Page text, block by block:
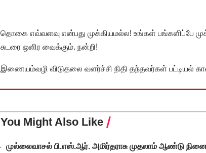
தொகை எவ்வளவு என்பது முக்கியமல்ல! உங்கள் பங்களிப்பே
சுடரை ஒளிர வைக்கும். நன்றி!
இணையம்வழி விடுதலை வளர்ச்சி நிதி தந்தவர்கள் பட்டியல்
You Might Also Like
முல்லைவாசல் பி.எஸ்.ஆர். அமிர்தராசு முதலாம் ஆண்டு